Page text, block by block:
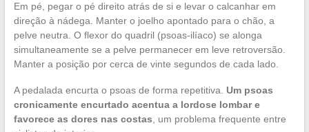
Em pé, pegar o pé direito atrás de si e levar o calcanhar em
direção à nádega. Manter o joelho apontado para o chão, a
pelve neutra. O flexor do quadril (psoas-ilíaco) se alonga
simultaneamente se a pelve permanecer em leve retroversão.
Manter a posição por cerca de vinte segundos de cada lado.
A pedalada encurta o psoas de forma repetitiva. Um psoas
cronicamente encurtado acentua a lordose lombar e
favorece as dores nas costas , um problema frequente entre